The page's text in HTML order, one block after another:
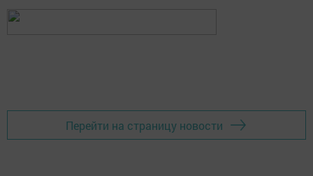
Перейти на страницу новости